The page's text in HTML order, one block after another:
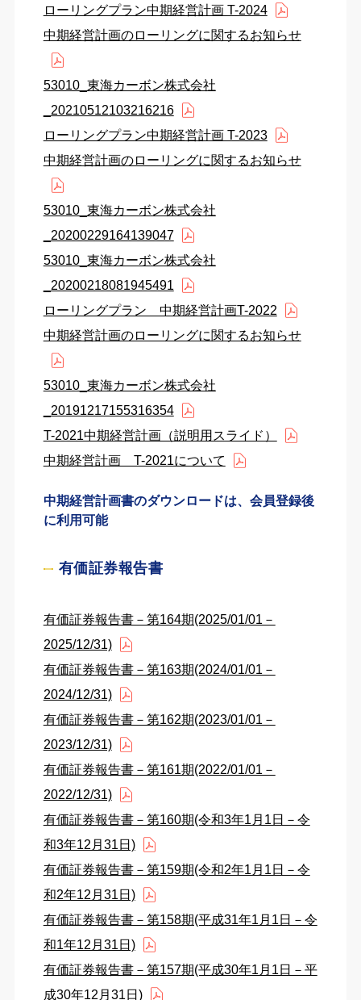
ローリングプラン中期経営計画 T-2024
中期経営計画のローリングに関するお知らせ
53010_東海カーボン株式会社
_20210512103216216
ローリングプラン中期経営計画 T-2023
中期経営計画のローリングに関するお知らせ
53010_東海カーボン株式会社
_20200229164139047
53010_東海カーボン株式会社
_20200218081945491
ローリングプラン 中期経営計画T-2022
中期経営計画のローリングに関するお知らせ
53010_東海カーボン株式会社
_20191217155316354
T-2021中期経営計画（説明用スライド）
中期経営計画 T-2021について
中期経営計画書のダウンロードは、会員登録後
に利用可能
有価証券報告書
有価証券報告書－第164期(2025/01/01－
2025/12/31)
有価証券報告書－第163期(2024/01/01－
2024/12/31)
有価証券報告書－第162期(2023/01/01－
2023/12/31)
有価証券報告書－第161期(2022/01/01－
2022/12/31)
有価証券報告書－第160期(令和3年1月1日－令
和3年12月31日)
有価証券報告書－第159期(令和2年1月1日－令
和2年12月31日)
有価証券報告書－第158期(平成31年1月1日－令
和1年12月31日)
有価証券報告書－第157期(平成30年1月1日－平
成30年12月31日)